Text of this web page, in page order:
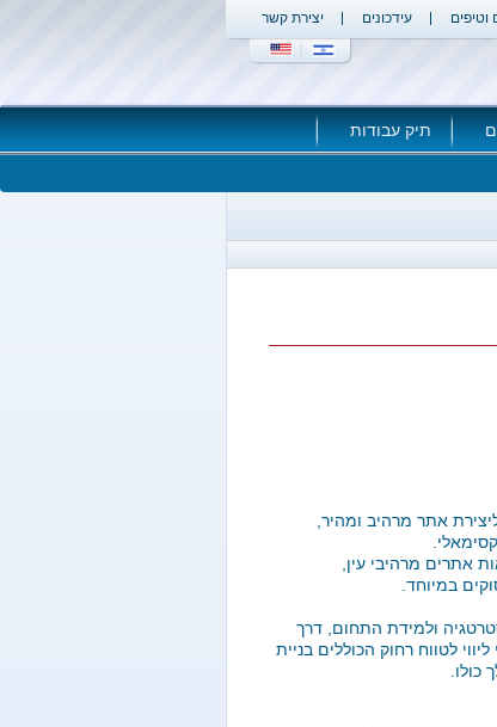
יצירת קשר עידכונים וטיפים
תיק עבודות
אתר מרהיב ומהיר,
האחרונות יצרנו מאות אתרים מרהיבי עין,
במיוחד.
ולמידת התחום, דרך
לטווח רחוק הכוללים בניית